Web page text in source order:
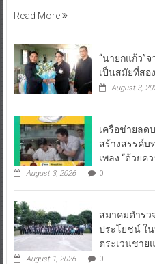
Read More
“นายกแก้ว”
เป็นสมัยที่สอง
August 3,
เครือข่ายลด
สร้างสรรค์บ
เพลง “ด้วยค
August 3, 2026 0
สมาคมตำรว
ประโยชน์ ใ
ตระเวนชาย
August 1, 2026 0